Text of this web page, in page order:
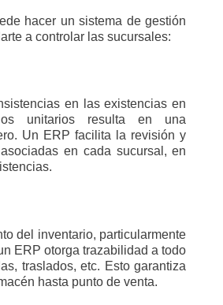
hacer un sistema de gestión
a controlar las sucursales:
en las existencias en
unitarios resulta en una
Un ERP facilita la revisión y
en cada sucursal, en
del inventario, particularmente
ERP otorga trazabilidad a todo
traslados, etc. Esto garantiza
hasta punto de venta.